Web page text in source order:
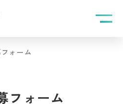
ォーム
フォーム